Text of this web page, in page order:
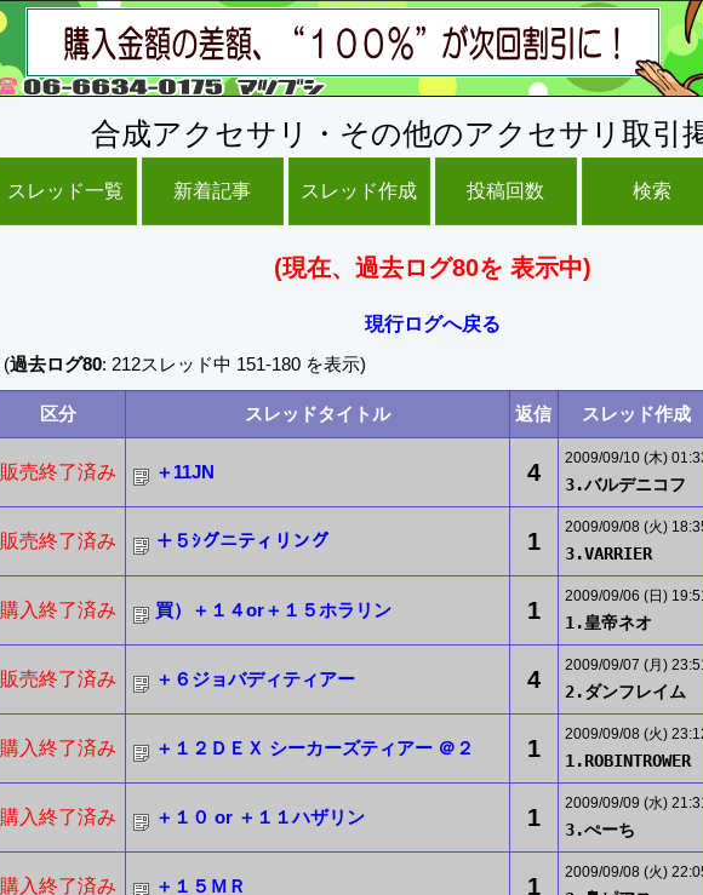
合成アクセサリ・その他のアクセサリ取引
スレッド一覧 新着記事 スレッド作成 投稿回数 検索
(現在、過去ログ80を 表示中)
現行ログへ戻る
(過去ログ80: 212スレッド中 151-180 を表示)
区分 スレッドタイトル 返信 スレッド作成
販売終了済み ＋11JN 4
2009/09/10 (木)
3.バルデニコフ
販売終了済み ＋５ｼグニティリング 1
2009/09/08 (火)
3.VARRIER
購入終了済み 買）＋１４or＋１５ホラリン 1
2009/09/06 (日)
1.皇帝ネオ
販売終了済み ＋６ジョバディティアー 4
2009/09/07 (月)
2.ダンフレイム
購入終了済み ＋１２ＤＥＸ シーカーズティアー ＠２ 1
2009/09/08 (火)
1.ROBINTROWER
購入終了済み ＋１０ or ＋１１ハザリン 1
2009/09/09 (水)
3.ぺーち
購入終了済み ＋１５ＭＲ 1
2009/09/08 (火)